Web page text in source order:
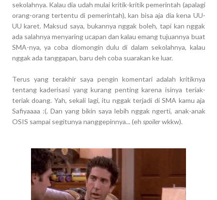
sekolahnya. Kalau dia udah mulai kritik-kritik pemerintah (apalagi
orang-orang tertentu di pemerintah), kan bisa aja dia kena UU-
UU karet. Maksud saya, bukannya nggak boleh, tapi kan nggak
ada salahnya menyaring ucapan dan kalau emang tujuannya buat
SMA-nya, ya coba diomongin dulu di dalam sekolahnya, kalau
nggak ada tanggapan, baru deh coba suarakan ke luar.
Terus yang terakhir saya pengin komentari adalah kritiknya
tentang kaderisasi yang kurang penting karena isinya teriak-
teriak doang. Yah, sekali lagi, itu nggak terjadi di SMA kamu aja
Safiyaaaa :(. Dan yang bikin saya lebih nggak ngerti, anak-anak
OSIS sampai segitunya nanggepinnya... (eh spoilerwkkw).